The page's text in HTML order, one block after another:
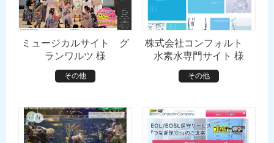
ミュージカルサイト グ
ランワルツ 様
その他
株式会社コンフォルト
水素水専門サイト 様
その他